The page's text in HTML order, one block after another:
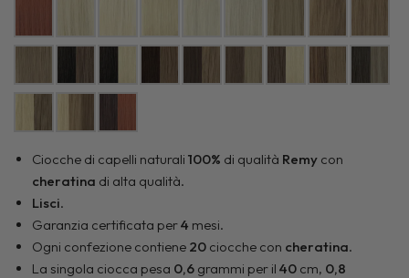
Ciocche di capelli naturali 100% di qualità Remy con
cheratina di alta qualità.
Lisci.
Garanzia certificata per4 mesi.
Ogni confezione contiene 20 ciocche con cheratina.
La singola ciocca pesa 0,6 grammi per il40 cm, 0,8